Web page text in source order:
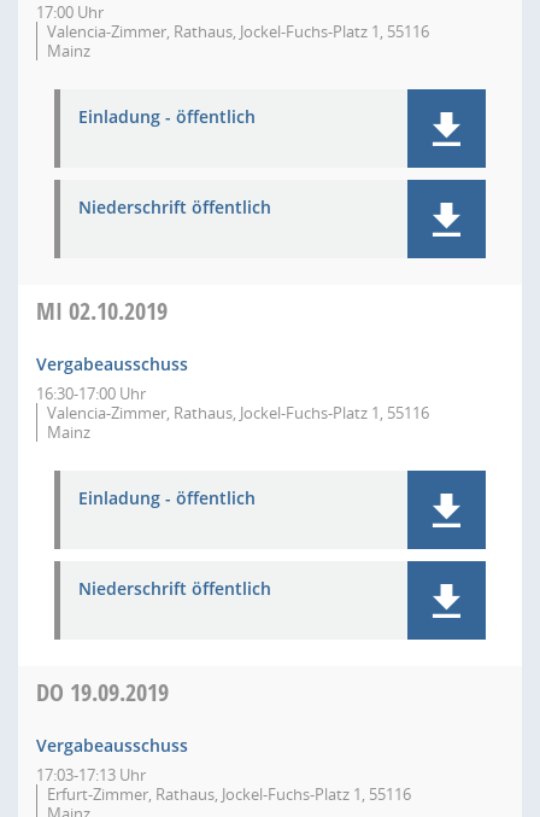
17:00 Uhr
Valencia-Zimmer, Rathaus, Jockel-Fuchs-Platz 1, 55116
Mainz
Einladung - öffentlich
Niederschrift öffentlich
MI 02.10.2019
Vergabeausschuss
16:30-17:00 Uhr
Valencia-Zimmer, Rathaus, Jockel-Fuchs-Platz 1, 55116
Mainz
Einladung - öffentlich
Niederschrift öffentlich
DO 19.09.2019
Vergabeausschuss
17:03-17:13 Uhr
Erfurt-Zimmer, Rathaus, Jockel-Fuchs-Platz 1, 55116